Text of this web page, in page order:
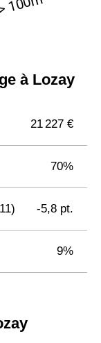
à Lozay
21 227 €
70%
-5,8 pt.
9%